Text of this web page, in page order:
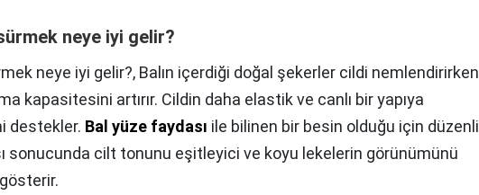
neye iyi gelir?
neye iyi gelir?, Balın içerdiği doğal şekerler cildi nemlendirirken
kapasitesini artırır. Cildin daha elastik ve canlı bir yapıya
destekler. Bal yüze faydası ile bilinen bir besin olduğu için düzenli
sonucunda cilt tonunu eşitleyici ve koyu lekelerin görünümünü